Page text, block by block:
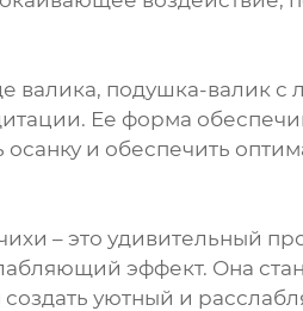
валика, подушка-валик с
Ее форма
осанку и обеспечить
– это удивительный
эффект. Она
создать уютный и